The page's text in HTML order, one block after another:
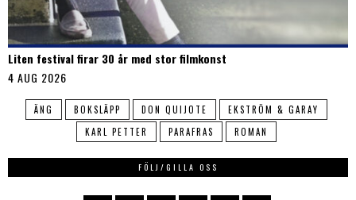
Liten festival firar 30 år med stor filmkonst
4 AUG 2026
ÄNG BOKSLÄPP DON QUIJOTE
EKSTRÖM & GARAY
KARL PETTER
PARAFRAS ROMAN
FÖLJ/GILLA OSS